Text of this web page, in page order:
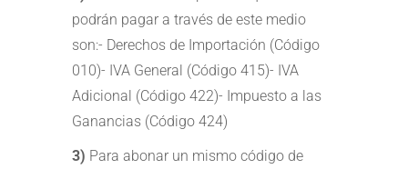
podrán pagar a través de este medio
son:- Derechos de Importación (Código
010)- IVA General (Código 415)- IVA
Adicional (Código 422)- Impuesto a las
Ganancias (Código 424)
3) Para abonar un mismo código de